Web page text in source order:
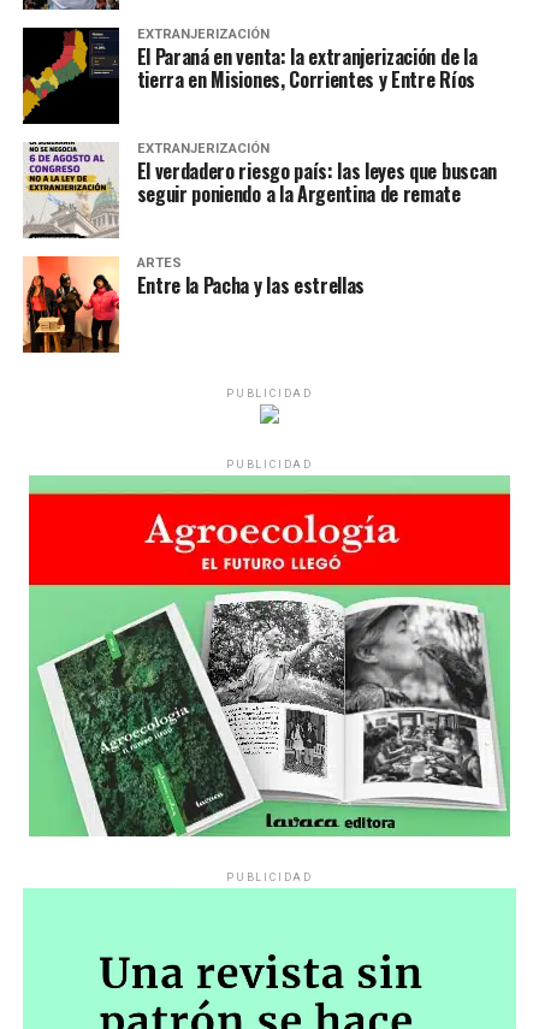
EXTRANJERIZACIÓN
El Paraná en venta: la extranjerización de la
tierra en Misiones, Corrientes y Entre Ríos
EXTRANJERIZACIÓN
El verdadero riesgo país: las leyes que buscan
seguir poniendo a la Argentina de remate
ARTES
Entre la Pacha y las estrellas
PUBLICIDAD
PUBLICIDAD
PUBLICIDAD